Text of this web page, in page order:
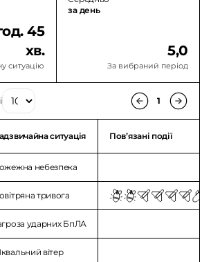
45
хв.
ситуацію
за день
5,0
За вибраний період
1
ситуація Повʼязані події
небезпека
тривога
ударних БпЛА
вітер